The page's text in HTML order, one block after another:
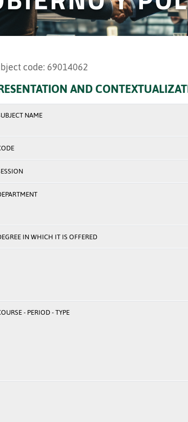
code: 69014062
AND
NAME
IN WHICH IT IS OFFERED
- PERIOD - TYPE